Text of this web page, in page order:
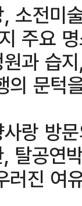
소전미
주요
과 습
의 문턱
랑 방
탈공연
러진 여